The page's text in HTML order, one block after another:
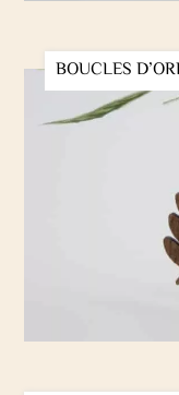
BOUCLES